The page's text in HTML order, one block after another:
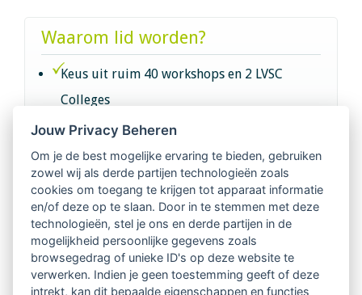
Waarom lid worden?
Keus uit ruim 40 workshops en 2 LVSC
Colleges
Intervisie met geregistreerde vakgenoten
Netwerk van 2100 professionals in 14
regio's
Vindbaar voor opdrachtgevers
Tijdschrift voor
Jouw Privacy Beheren
Om je de best mogelijke ervaring te bieden, gebruiken
zowel wij als derde partijen technologieën zoals
cookies om toegang te krijgen tot apparaat informatie
en/of deze op te slaan. Door in te stemmen met deze
technologieën, stel je ons en derde partijen in de
mogelijkheid persoonlijke gegevens zoals
browsegedrag of unieke ID's op deze website te
verwerken. Indien je geen toestemming geeft of deze
intrekt, kan dit bepaalde eigenschappen en functies